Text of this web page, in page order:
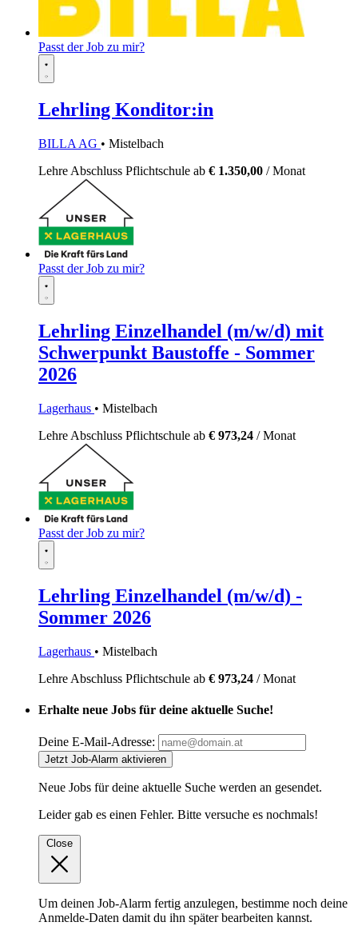
Passt der Job zu mir?
Lehrling Konditor:in
BILLA AG • Mistelbach
Lehre Abschluss Pflichtschule ab € 1.350,00 / Monat
Passt der Job zu mir?
Lehrling Einzelhandel (m/w/d) mit
Schwerpunkt Baustoffe - Sommer
2026
Lagerhaus • Mistelbach
Lehre Abschluss Pflichtschule ab € 973,24 / Monat
Passt der Job zu mir?
Lehrling Einzelhandel (m/w/d) -
Sommer 2026
Lagerhaus • Mistelbach
Lehre Abschluss Pflichtschule ab € 973,24 / Monat
Erhalte neue Jobs für deine aktuelle Suche!
Deine E-Mail-Adresse:
Jetzt Job-Alarm aktivieren
Neue Jobs für deine aktuelle Suche werden an gesendet.
Leider gab es einen Fehler. Bitte versuche es nochmals!
Close
Um deinen Job-Alarm fertig anzulegen, bestimme noch deine
Anmelde-Daten damit du ihn später bearbeiten kannst.